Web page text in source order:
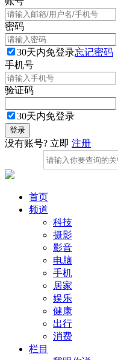
密码
30天内免登录忘记密码
手机号
验证码
30天内免登录
没有账号? 立即 注册
首页
频道
科技
摄影
影音
电脑
手机
居家
娱乐
健康
出行
消费
栏目